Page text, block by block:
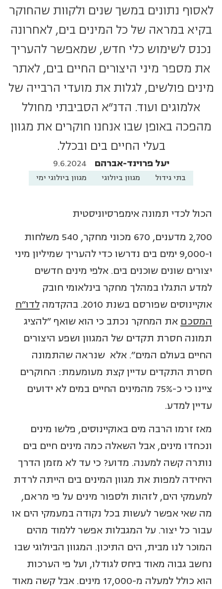
לאסוף נתונים במשך שנים ולקוות שהחוקר
בקיא במראה של כל המינים בים, לאחרונה
נכנס לשימוש כלי חדש, שמאפשר להעריך
את מספר מיני היצורים החיים בים, לאתר
מינים פולשים, לגלות את מועדי הרבייה של
אלמוגים ועוד. הדנ"א הסביבתי מחולל
מהפכה באופן שבו אנחנו חוקרים את מגוון
בעלי החיים בים ובכלל.
יעל פרוינד-אברהם 9.6.2024
בתי גידול מגוון ביולוגי מגוון ביולוגי ימי
הכול לכדי תמונה אימפרסיוניסטית
2,700 מדענים, 670 מכוני מחקר, 540 משלחות
ו-9,000 ימים בים נדרשו כדי להעריך שמיליון מיני
יצורים שונים שוכנים בים. אלפי מינים חדשים
למדע התגלו במהלך מחקר בינלאומי חובק
אוקיינוסים שפורסם בשנת 2010. בהקדמה
לדו"ח
המסכם את המחקר נכתב כי הוא שואף "להציג
תמונה חסרת תקדים של המגוון ושפע היצורים
החיים בעולם המים". אלא שנראה שהתמונה
חסרת התקדים עדיין קצת מעומעמת: החוקרים
ציינו כי כ-75% מהמינים החיים במים לא ידועים
עדיין למדע.
מאז זרמו הרבה מים באוקיינוסים, פלשו מינים
ונכחדו מינים, אבל השאלה כמה מינים חיים בים
נותרה קשה למענה. מדוע? כי עד לא מזמן הדרך
היחידה למפות את מגוון המינים בים הייתה לרדת
למעמקי הים, לזהות ולספור מינים על פי מראם,
מה שאי אפשר לעשות בכל נקודה במעמקי הים או
עבור כל יצור. על המגבלות אפשר ללמוד מהים
המוכר לנו מבית, הים התיכון. המגוון הביולוגי שבו
נחשב גבוה מאוד ביחס לגודלו, ועל פי הערכות
הוא כולל למעלה מ-17,000 מינים. אבל קשה מאוד